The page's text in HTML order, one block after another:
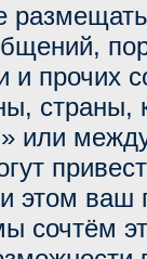
и прочих
страны,
этом ваш
сочтём